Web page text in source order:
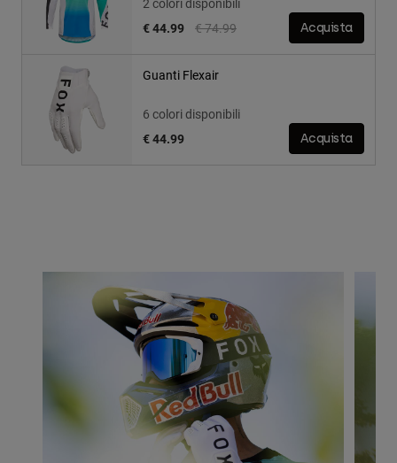
Price reduced from
€ 74.99to
€ 44.99 Acquista
Guanti Flexair
6 colori disponibili
€ 44.99
Acquista